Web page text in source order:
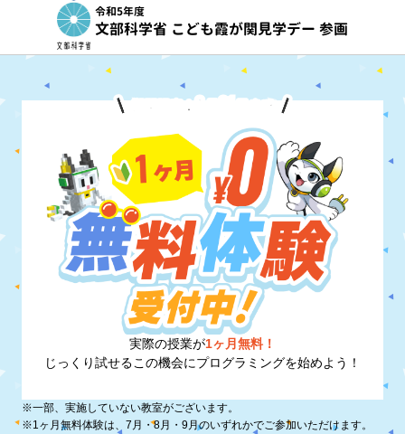
令和5年度
文部科学省 こども霞が関見学デー 参画
期間限定！8月 31 まで
実際の授業が1ヶ月無料！
じっくり試せるこの機会にプログラミングを始めよう！
※一部、実施していない教室がございます。
※1ヶ月無料体験は、7月・8月・9月のいずれかでご参加いただけます。